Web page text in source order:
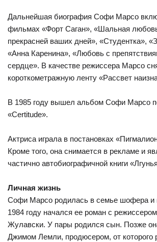
Дальнейшая биография Софи Марсо
фильмах «Форт Саган», «Шальная
прекрасней ваших дней», «Студентка»,
«Анна Каренина», «Любовь с
сердце». В качестве режиссера Марсо
короткометражную ленту «Рассвет
В 1985 году вышел альбом Софи Марсо
«Certitude».
Актриса играла в постановках
Кроме того, она снимается в рекламе и
частично автобиографичной книги
Личная жизнь
Софи Марсо родилась в семье шофера
1984 году начался ее роман с
Жулавски. У пары родился сын. Позже
Джимом Лемли, продюсером, от которого